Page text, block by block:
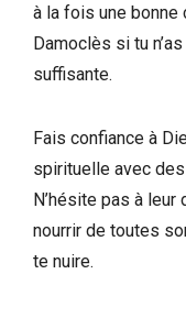
à la fois une bonne
Damoclès si tu
suffisante.
Fais confiance à
spirituelle avec
N’hésite pas à
nourrir de toutes
te nuire.